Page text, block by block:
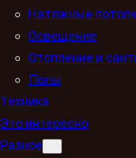
Натяжные
Освещение
Отопление и
Полы
Техника
Это интересно
Разное